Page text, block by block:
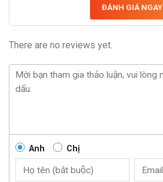
ĐÁNH GIÁ NGAY
There are no reviews yet.
Anh Chị